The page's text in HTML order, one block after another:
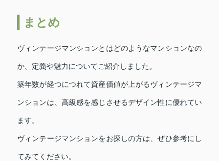
まとめ
ヴィンテージマンションとはどのようなマンションなの
か、定義や魅力についてご紹介しました。
築年数が経つにつれて資産価値が上がるヴィンテージマ
ンションは、高級感を感じさせるデザイン性に優れてい
ます。
ヴィンテージマンションをお探しの方は、ぜひ参考にし
てみてください。